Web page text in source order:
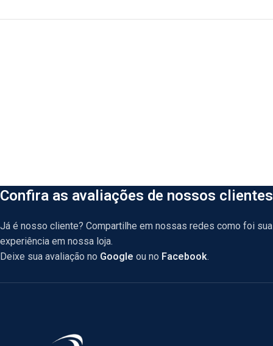
Confira as avaliações de nossos clientes
Já é nosso cliente? Compartilhe em nossas redes como foi sua
experiência em nossa loja.
Deixe sua avaliação no Google ou no Facebook.